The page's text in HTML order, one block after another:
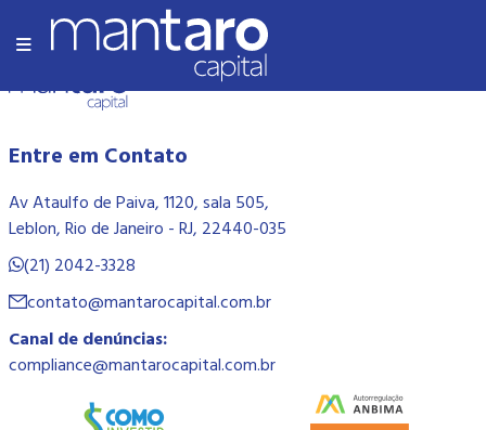
Olá Mundo!
Entre em Contato
Av Ataulfo de Paiva, 1120, sala 505,
Leblon, Rio de Janeiro - RJ, 22440-035
(21) 2042-3328
contato@mantarocapital.com.br
Canal de denúncias:
compliance@mantarocapital.com.br